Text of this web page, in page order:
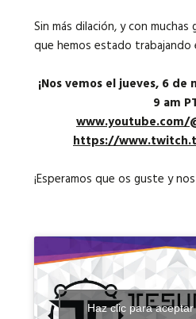
Sin más dilación, y con
que hemos estado trabajando
¡Nos vemos el jueves, 6 de
9 am
www.youtube.com/
https://
¡Esperamos que os guste y
Haz clic para